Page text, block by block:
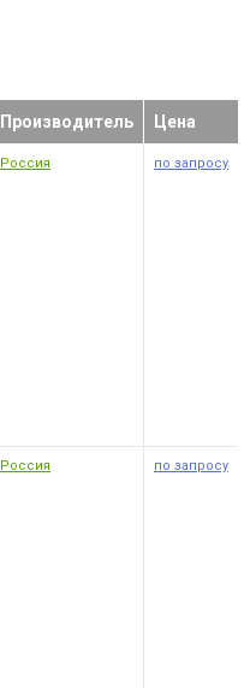
Производитель Цена
Россия по запросу
Россия по запросу